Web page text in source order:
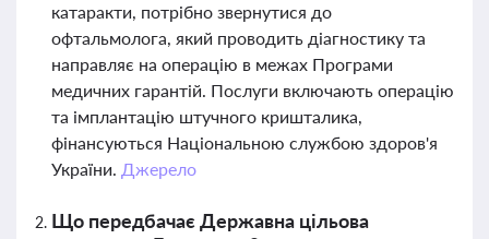
катаракти, потрібно звернутися до
офтальмолога, який проводить діагностику та
направляє на операцію в межах Програми
медичних гарантій. Послуги включають операцію
та імплантацію штучного кришталика,
фінансуються Національною службою здоров'я
України. Джерело
Що передбачає Державна цільова